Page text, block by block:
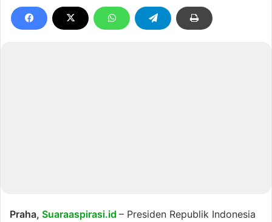
Praha, Suaraaspirasi.id – Presiden Republik Indonesia